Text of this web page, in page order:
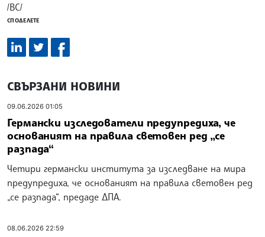
/ВС/
СПОДЕЛЕТЕ
СВЪРЗАНИ НОВИНИ
09.06.2026 01:05
Германски изследователи предупредиха, че
основаният на правила световен ред „се
разпада“
Четири германски института за изследване на мира
предупредиха, че основаният на правила световен ред
„се разпада“, предаде ДПА.
08.06.2026 22:59